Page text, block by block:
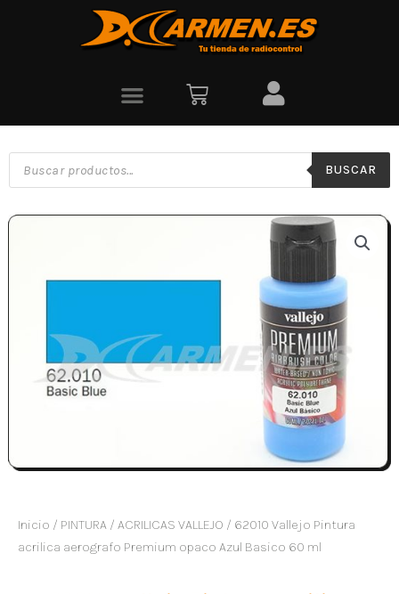
BUSCAR
Inicio / PINTURA / ACRILICAS VALLEJO / 62010 Vallejo Pintura
acrilica aerografo Premium opaco Azul Basico 60 ml